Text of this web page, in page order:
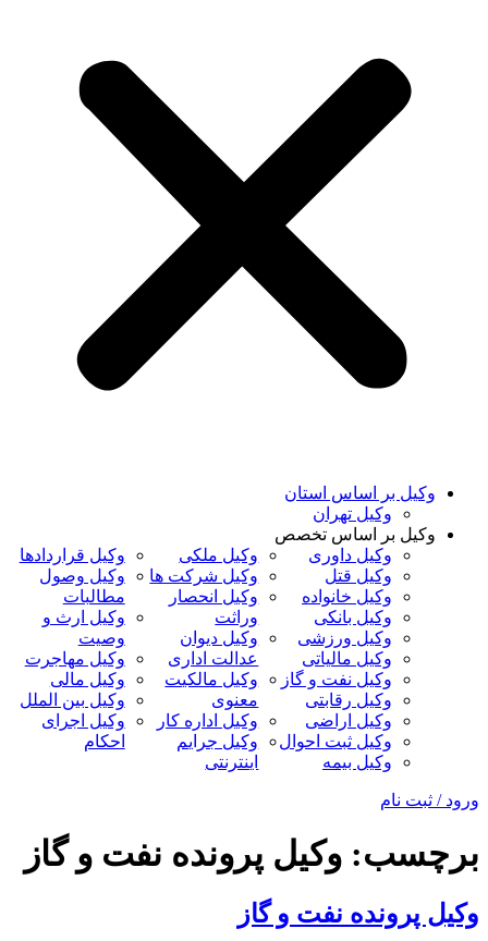
وکیل بر اساس استان
وکیل تهران
وکیل بر اساس تخصص
وکیل داوری
وکیل قتل
وکیل خانواده
وکیل بانکی
وکیل ورزشی
وکیل مالیاتی
وکیل نفت و گاز
وکیل رقابتی
وکیل اراضی
وکیل ثبت احوال
وکیل بیمه
وکیل ملکی
وکیل شرکت ها
وکیل انحصار
وراثت
وکیل دیوان
عدالت اداری
وکیل مالکیت
معنوی
وکیل اداره کار
وکیل جرایم
اینترنتی
وکیل قراردادها
وکیل وصول
مطالبات
وکیل ارث و
وصیت
وکیل مهاجرت
وکیل مالی
وکیل بین الملل
وکیل اجرای
احکام
ورود / ثبت نام
برچسب: وکیل پرونده نفت و گاز
وکیل پرونده نفت و گاز